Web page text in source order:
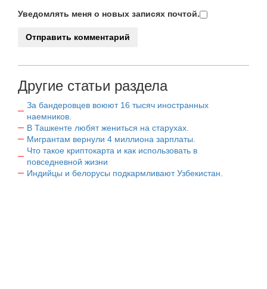
Уведомлять меня о новых записях почтой.
Другие статьи раздела
За бандеровцев воюют 16 тысяч иностранных
наемников.
В Ташкенте любят жениться на старухах.
Мигрантам вернули 4 миллиона зарплаты.
Что такое криптокарта и как использовать в
повседневной жизни
Индийцы и белорусы подкармливают Узбекистан.